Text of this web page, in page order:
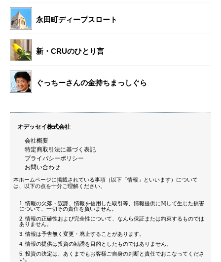
永田町ディープスロート
新・CRUのひとり言
ぐっちーさんの金持ちまっしぐら
オデッセイ株式会社
会社概要
特定商取引法に基づく表記
プライバシーポリシー
お問い合わせ
本ホームページに掲載されている事項（以下「情報」といいます）について
は、以下の点を十分ご理解ください。
情報の欠落・誤謬、情報を信用した取引等、情報提供に関して生じた損害
について、一切その責任を負いません。
情報の正確性および完全性について、なんら保証または約束するものでは
ありません。
情報は予告無く変更・廃止することがあります。
情報の提供は投資の勧誘を目的としたものではありません。
投資の決定は、あくまでもお客様ご自身の判断と責任でおこなってくださ
い。